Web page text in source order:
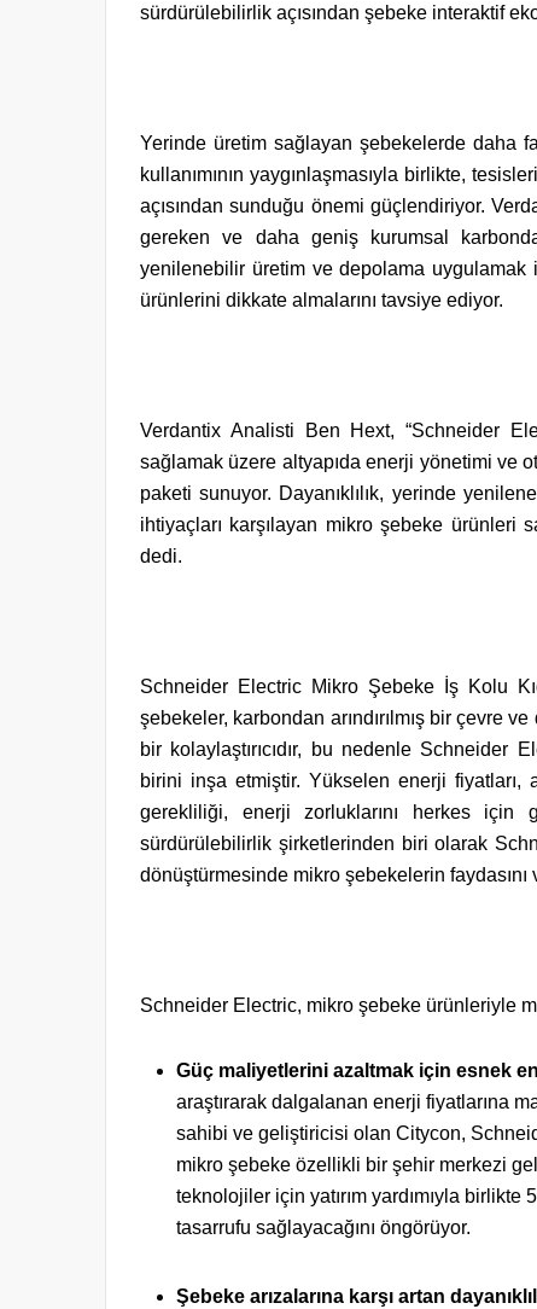
sürdürülebilirlik açısından şebeke interaktif
Yerinde üretim sağlayan şebekelerde daha
kullanımının yaygınlaşmasıyla birlikte,
açısından sunduğu önemi güçlendiriyor.
gereken ve daha geniş kurumsal
yenilenebilir üretim ve depolama
ürünlerini dikkate almalarını tavsiye ediyor.
Verdantix Analisti Ben Hext, “Schneider
sağlamak üzere altyapıda enerji yönetimi ve
paketi sunuyor. Dayanıklılık, yerinde
ihtiyaçları karşılayan mikro şebeke ürünleri
dedi.
Schneider Electric Mikro Şebeke İş Kolu
şebekeler, karbondan arındırılmış bir çevre
bir kolaylaştırıcıdır, bu nedenle
birini inşa etmiştir. Yükselen enerji fiyatları,
gerekliliği, enerji zorluklarını herkes
sürdürülebilirlik şirketlerinden biri olarak
dönüştürmesinde mikro şebekelerin
Schneider Electric, mikro şebeke ürünleriyle
Güç maliyetlerini azaltmak için esnek
araştırarak dalgalanan enerji fiyatlarına
sahibi ve geliştiricisi olan Citycon,
mikro şebeke özellikli bir şehir merkezi
teknolojiler için yatırım yardımıyla birlikte
tasarrufu sağlayacağını öngörüyor.
Şebeke arızalarına karşı artan